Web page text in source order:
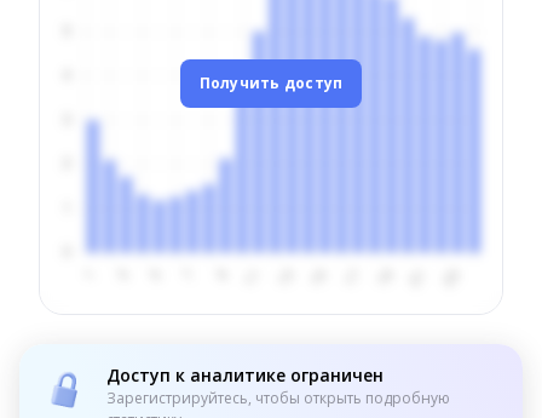
Получить доступ
Доступ к аналитике ограничен
Зарегистрируйтесь, чтобы открыть подробную